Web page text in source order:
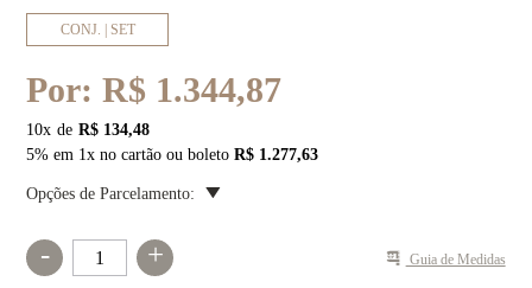
CONJ. | SET
Por:R$ 1.344,87
10x
R$ 134,48
5% em 1x no cartão ou boletoR$ 1.277,63
Opções de Parcelamento:
- + Guia de Medidas